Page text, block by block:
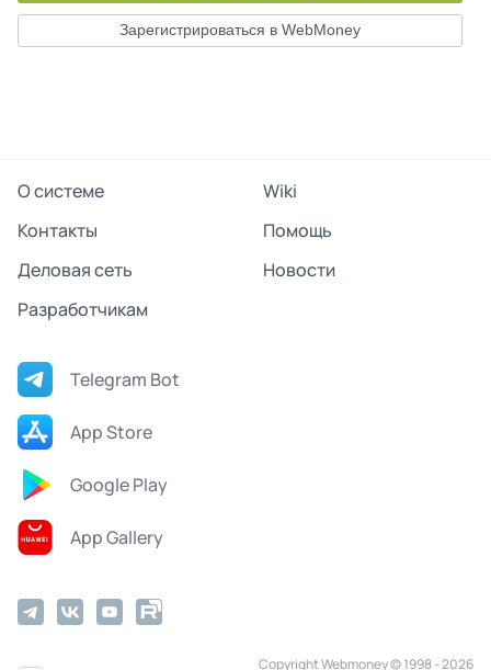
Зарегистрироваться в WebMoney
О системе
Wiki
Контакты
Помощь
Деловая сеть
Новости
Разработчикам
Telegram Bot
App Store
Google Play
App Gallery
Copyright Webmoney © 1998 - 2026